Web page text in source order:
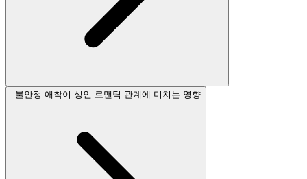
불안정 애착이 성인 로맨틱 관계에 미치는 영향